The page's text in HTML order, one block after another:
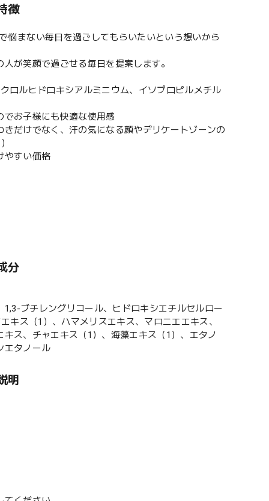
徴
悩まない毎日を過ごしてもらいたいという想いから
が笑顔で過ごせる毎日を提案します。
ロルヒドロキシアルミニウム、イソプロピルメチル
お子様にも快適な使用感
だけでなく、汗の気になる顔やデリケートゾーンの
やすい価格
分
ブチレングリコール、ヒドロキシエチルセルロー
キス（1）、ハマメリスエキス、マロニエエキス、
ス、チャエキス（1）、海藻エキス（1）、エタノ
エタノール
明